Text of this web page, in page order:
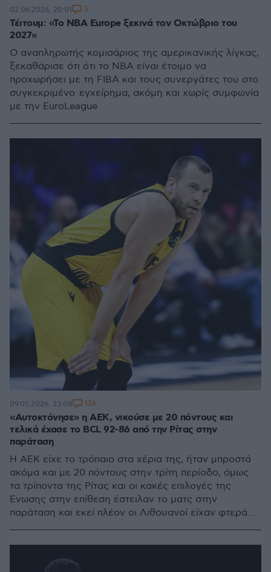
Τέιτουμ: «Το NBA Europe ξεκινά τον Οκτώβριο του
2027»
Ο αναπληρωτής κομισάριος της αμερικανικής λίγκας,
ξεκαθάρισε ότι ότι το NBA είναι έτοιμο να
προχωρήσει με τη FIBA και τους συνεργάτες του στο
συγκεκριμένο εγχείρημα, ακόμη και χωρίς συμφωνία
με την EuroLeague
02.06.2026, 20:01 5
«Αυτοκτόνησε» η ΑΕΚ, νικούσε με 20 πόντους και
τελικά έχασε το BCL 92-86 από την Ρίτας στην
παράταση
H ΑΕΚ είχε το τρόπαιο στα χέρια της, ήταν μπροστά
ακόμα και με 20 πόντους στην τρίτη περίοδο, όμως
τα τρίποντα της Ρίτας και οι κακές επιλογές της
Ένωσης στην επίθεση έστειλαν το ματς στην
παράταση και εκεί πλέον οι Λιθουανοί είχαν φτερά
09.05.2026, 23:08 136